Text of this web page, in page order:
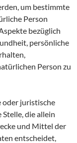
um bestimmte
Person
bezüglich
persönliche
Person zu
oder juristische
die allein
und Mittel der
entscheidet,